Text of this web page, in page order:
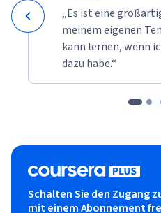
„Es ist eine
meinem eigenen
kann lernen, wenn
dazu habe.“
Schalten Sie den Zugang
mit einem Abonnement